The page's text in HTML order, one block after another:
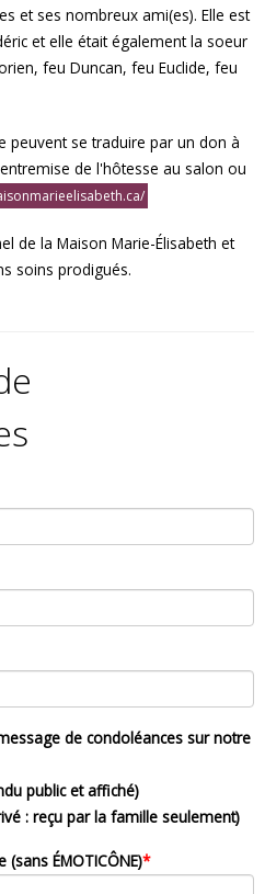
et ses nombreux ami(es). Elle est
et elle était également la soeur
feu Duncan, feu Euclide, feu
peuvent se traduire par un don à
de l'hôtesse au salon ou
de la Maison Marie-Élisabeth et
soins prodigués.
de condoléances sur notre
public et affiché)
: reçu par la famille seulement)
ÉMOTICÔNE)*